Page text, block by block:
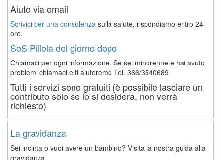
Aiuto via email
Scrivici per una consulenza sulla salute, rispondiamo entro 24
ore.
SoS Pillola del giorno dopo
Chiamaci per ogni informazione. Se sei minorenne e hai avuto
problemi chiamaci e ti aiuteremo Tel. 366/3540689
Tutti i servizi sono gratuiti (è possibile lasciare un
contributo solo se lo si desidera, non verrà
richiesto)
La gravidanza
Sei incinta o vuoi avere un bambino? Visita la nostra guida alla
gravidanza